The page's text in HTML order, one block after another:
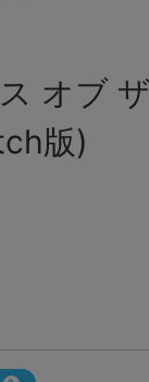
オブ
版)